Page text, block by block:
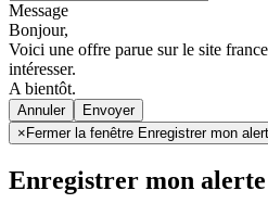
Message
Bonjour,
Voici une offre parue sur le site
intéresser.
A bientôt.
Annuler
× Fermer la fenêtre Enregistrer mon
Enregistrer mon alerte